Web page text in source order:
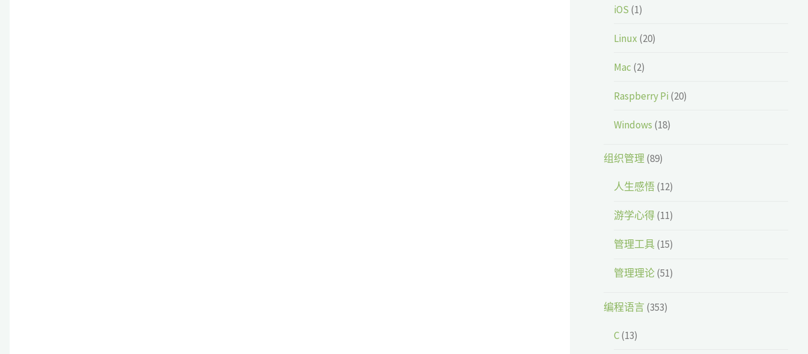
iOS (1)
Linux (20)
Mac (2)
Raspberry Pi (20)
Windows (18)
组织管理 (89)
人生感悟(12)
游学心得(11)
管理工具(15)
管理理论(51)
编程语言(353)
C(13)